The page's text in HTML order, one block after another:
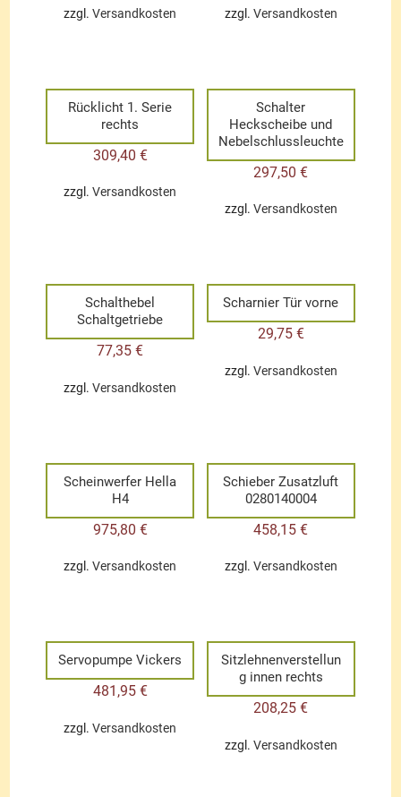
zzgl.Versandkosten zzgl. Versandkosten
Rücklicht 1. Serie
rechts
309,40 €
zzgl.Versandkosten
Schalter
Heckscheibe und
Nebelschlussleuchte
297,50€
zzgl. Versandkosten
Schalthebel
Schaltgetriebe
77,35€
zzgl.Versandkosten
Scharnier Tür vorne
29,75 €
zzgl. Versandkosten
Scheinwerfer Hella
H4
975,80 €
zzgl.Versandkosten
Schieber Zusatzluft
0280140004
458,15€
zzgl. Versandkosten
Servopumpe Vickers
481,95 €
zzgl.Versandkosten
Sitzlehnenverstellun
g innen rechts
208,25€
zzgl. Versandkosten